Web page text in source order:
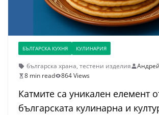
БЪЛГАРСКА КУХНЯ КУЛИНАРИЯ
българска храна, тестени изделия
8 min read
864 Views
Катмите са уникален елемент
българската кулинарна и